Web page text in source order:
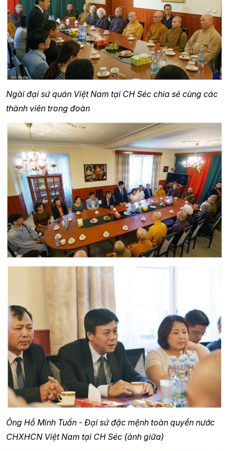
Ngài đại sứ quán Việt Nam tại CH Séc chia sẻ cùng các
thành viên trong đoàn
Ông Hồ Minh Tuấn - Đại sứ đặc mệnh toàn quyền nước
CHXHCN Việt Nam tại CH Séc (ảnh giữa)